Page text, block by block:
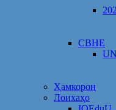
CBHE
Ҳамкорон
Лоихаҳо